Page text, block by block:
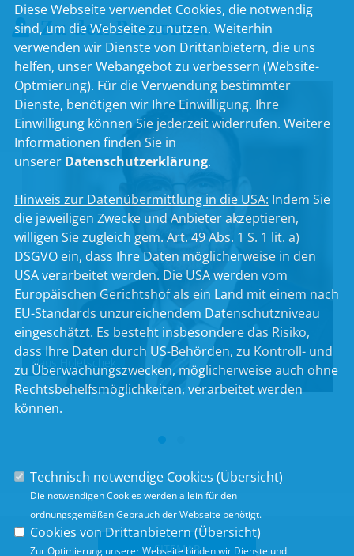
Zu den Personen
Klaus Holetschek
SITEMAP
Diese Webseite verwendet Cookies, die notwendig
sind, um die Webseite zu nutzen. Weiterhin
verwenden wir Dienste von Drittanbietern, die uns
helfen, unser Webangebot zu verbessern (Website-
Optmierung). Für die Verwendung bestimmter
Dienste, benötigen wir Ihre Einwilligung. Ihre
Einwilligung können Sie jederzeit widerrufen. Weitere
Informationen finden Sie in
unserer Datenschutzerklärung.
Hinweis zur Datenübermittlung in die USA: Indem Sie
die jeweiligen Zwecke und Anbieter akzeptieren,
willigen Sie zugleich gem. Art. 49 Abs. 1 S. 1 lit. a)
DSGVO ein, dass Ihre Daten möglicherweise in den
USA verarbeitet werden. Die USA werden vom
Europäischen Gerichtshof als ein Land mit einem nach
EU-Standards unzureichendem Datenschutzniveau
eingeschätzt. Es besteht insbesondere das Risiko,
dass Ihre Daten durch US-Behörden, zu Kontroll- und
zu Überwachungszwecken, möglicherweise auch ohne
Rechtsbehelfsmöglichkeiten, verarbeitet werden
können.
Technisch notwendige Cookies (Übersicht)
Die notwendigen Cookies werden allein für den
ordnungsgemäßen Gebrauch der Webseite benötigt.
Cookies von Drittanbietern (Übersicht)
Zur Optimierung unserer Webseite binden wir Dienste und